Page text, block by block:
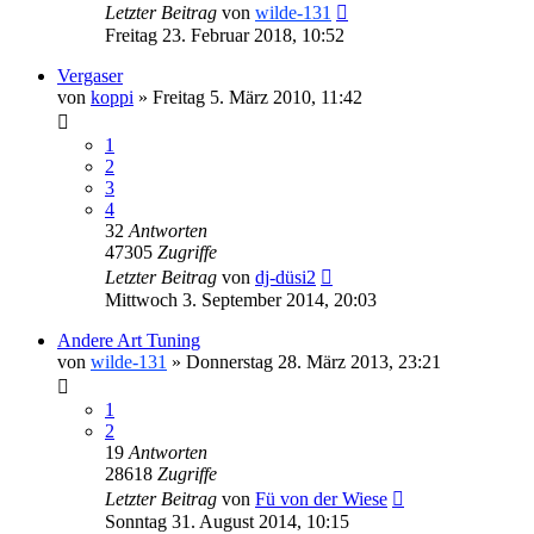
Letzter Beitrag von wilde-131
Freitag 23. Februar 2018, 10:52
Vergaser
von koppi » Freitag 5. März 2010, 11:42
1
2
3
4
32 Antworten
47305 Zugriffe
Letzter Beitrag von dj-düsi2
Mittwoch 3. September 2014, 20:03
Andere Art Tuning
von wilde-131 » Donnerstag 28. März 2013, 23:21
1
2
19 Antworten
28618 Zugriffe
Letzter Beitrag von Fü von der Wiese
Sonntag 31. August 2014, 10:15